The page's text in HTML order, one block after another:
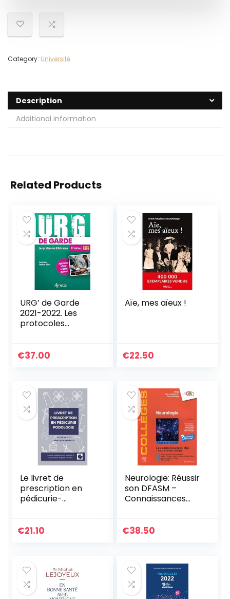
Category: Université
Description
Additional information
Related Products
URG’ de Garde
2021-2022. Les
protocoles
€37.00
Aïe, mes aïeux !
€22.50
Le livret de
prescription en
pédicurie-
€21.10
Neurologie: Réussir
son DFASM –
Connaissances
€38.50